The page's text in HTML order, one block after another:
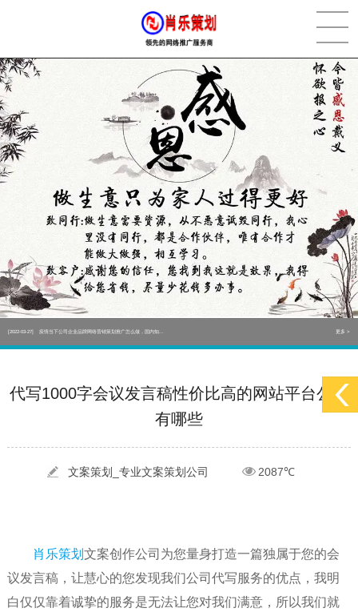
[2022-05-29] 实体门店如何做网络推广吸引客户，实体店网络营销技巧... 更多 >
[2022-05-04] 污水处理设备厂家产品如何做网络推广（污水处理项目网... 更多 >
[2022-03-27] 疫情当下公司企业品牌网络营销策划推广怎么做，国内知... 更多 >
[2022-05-29] 实体门店如何做网络推广吸引客户，实体店网络营销技巧... 更多 >
污水处理设备厂家产品如何做网络推广（污水处理项目网... 更多 >
代写1000字会议发言稿性价比高的网站平台公司
有哪些
文案策划_专业文案策划公司 2087℃
肖乐策划 文案创作公司为您量身打造一篇独属于您的会
议发言稿，让慧心的您发现我们公司代写服务的优点，我明
白仅仅靠着诚挚的服务是无法让您对我们满意，所以我们就